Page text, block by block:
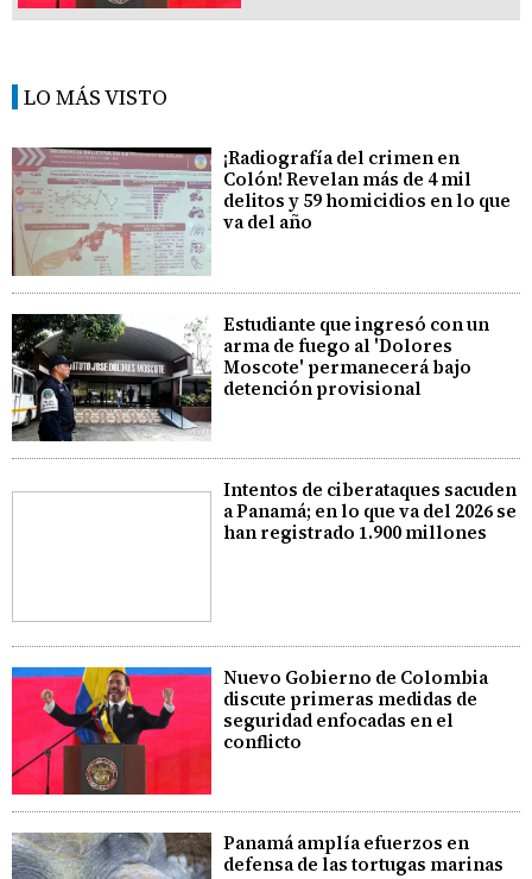
LO MÁS VISTO
¡Radiografía del crimen en
Colón! Revelan más de 4 mil
delitos y 59 homicidios en lo que
va del año
Estudiante que ingresó con un
arma de fuego al 'Dolores
Moscote' permanecerá bajo
detención provisional
Intentos de ciberataques sacuden
a Panamá; en lo que va del 2026 se
han registrado 1.900 millones
Nuevo Gobierno de Colombia
discute primeras medidas de
seguridad enfocadas en el
conflicto
Panamá amplía efuerzos en
defensa de las tortugas marinas